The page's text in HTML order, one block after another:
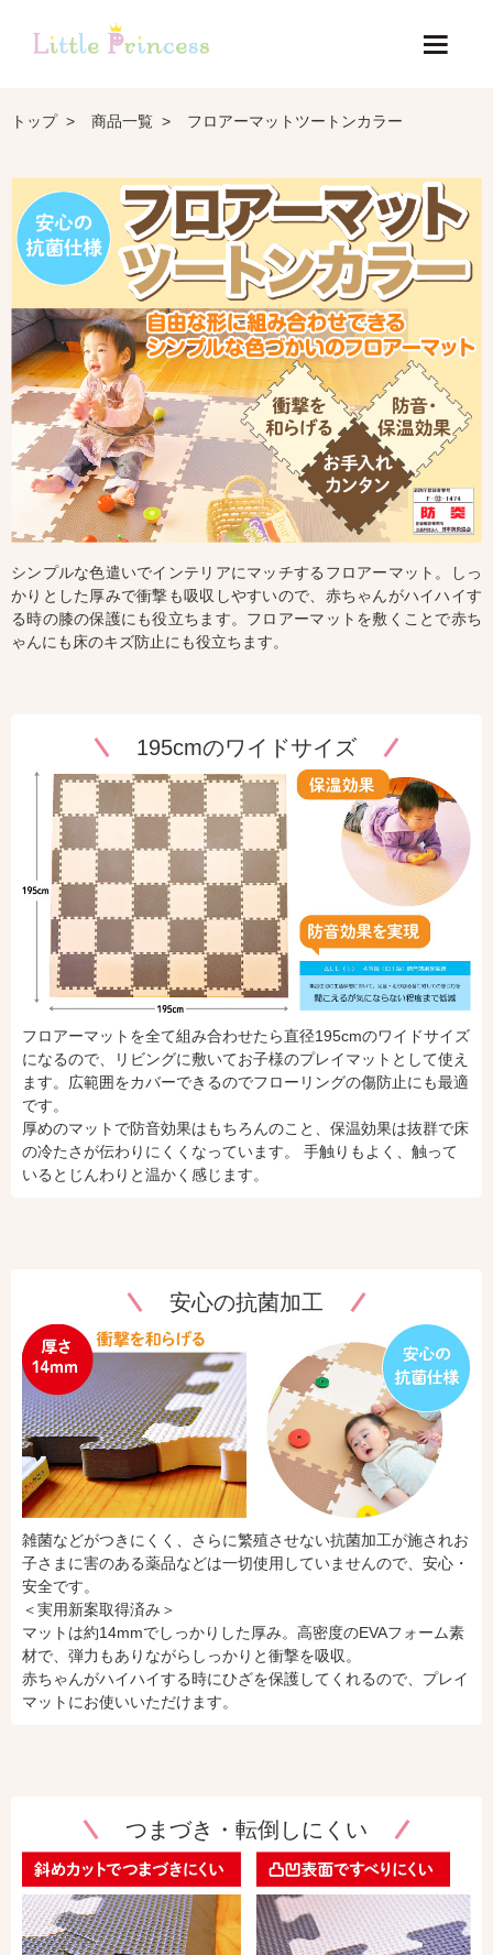
トップ 商品一覧 フロアーマットツートンカラー
シンプルな色遣いでインテリアにマッチするフロアーマット。しっ
かりとした厚みで衝撃も吸収しやすいので、赤ちゃんがハイハイす
る時の膝の保護にも役立ちます。フロアーマットを敷くことで赤ち
ゃんにも床のキズ防止にも役立ちます。
195cmのワイドサイズ
フロアーマットを全て組み合わせたら直径195cmのワイドサイズ
になるので、リビングに敷いてお子様のプレイマットとして使え
ます。広範囲をカバーできるのでフローリングの傷防止にも最適
です。
厚めのマットで防音効果はもちろんのこと、保温効果は抜群で床
の冷たさが伝わりにくくなっています。 手触りもよく、触って
いるとじんわりと温かく感じます。
安心の抗菌加工
雑菌などがつきにくく、さらに繁殖させない抗菌加工が施されお
子さまに害のある薬品などは一切使用していませんので、安心・
安全です。
＜実用新案取得済み＞
マットは約14mmでしっかりした厚み。高密度のEVAフォーム素
材で、弾力もありながらしっかりと衝撃を吸収。
赤ちゃんがハイハイする時にひざを保護してくれるので、プレイ
マットにお使いいただけます。
つまづき・転倒しにくい